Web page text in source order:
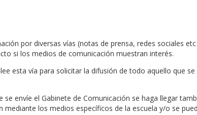
por diversas vías (notas de prensa, redes sociales etc
si los medios de comunicación muestran interés.
esta vía para solicitar la difusión de todo aquello que se
envíe el Gabinete de Comunicación se haga llegar
los medios específicos de la escuela y/o se